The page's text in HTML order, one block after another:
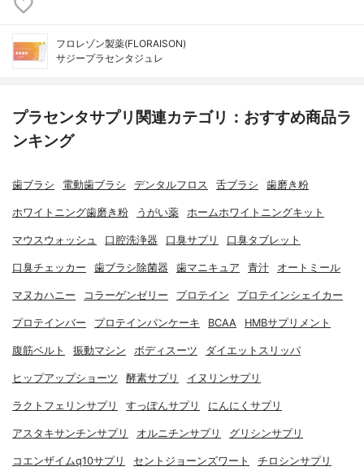
フロレゾン製薬(FLORAISON)
サジープラセンタジュレ
プラセンタサプリ関連カテゴリ：おすすめ商品ラ
ンキング
歯ブラシ 電動歯ブラシ デンタルフロス 舌ブラシ 歯磨き粉
ホワイトニング歯磨き粉 うがい薬 ホームホワイトニングキット
マウスウォッシュ 口腔洗浄器 口臭サプリ 口臭タブレット
口臭チェッカー 歯ブラシ除菌器 歯マニキュア 青汁 オートミール
マヌカハニー コラーゲンゼリー プロテイン プロテインシェイカー
プロテインバー プロテインパンケーキ BCAA HMBサプリメント
腹筋ベルト 振動マシン ボディスーツ ダイエットスリッパ
ヒップアップショーツ 酵素サプリ イヌリンサプリ
ラクトフェリンサプリ すっぽんサプリ にんにくサプリ
アスタキサンチンサプリ オルニチンサプリ グリシンサプリ
コエンザイムq10サプリ セントジョーンズワート チロシンサプリ